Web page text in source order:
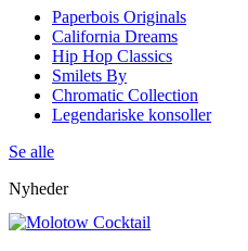
Paperbois Originals
California Dreams
Hip Hop Classics
Smilets By
Chromatic Collection
Legendariske konsoller
Se alle
Nyheder